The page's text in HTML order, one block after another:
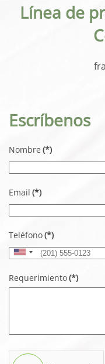
Línea de
Escríbenos
Nombre(*)
Email (*)
Teléfono(*)
United
States
+1
Requerimiento(*)